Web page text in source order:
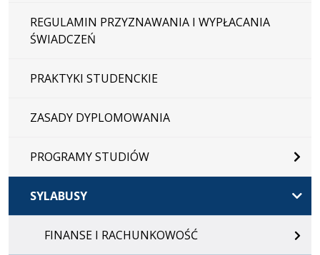
REGULAMIN PRZYZNAWANIA I WYPŁACANIA
ŚWIADCZEŃ
PRAKTYKI STUDENCKIE
ZASADY DYPLOMOWANIA
PROGRAMY STUDIÓW
SYLABUSY
FINANSE I RACHUNKOWOŚĆ